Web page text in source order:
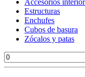
Estructuras
Enchufes
Cubos de basura
Zócalos y patas
Precio
mínimo